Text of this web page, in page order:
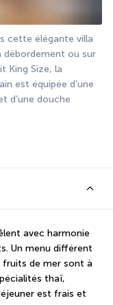
cette élégante villa
débordement ou sur
King Size, la
est équipée d’une
d’une douche
avec harmonie
Un menu différent
fruits de mer sont à
thaï,
est frais et